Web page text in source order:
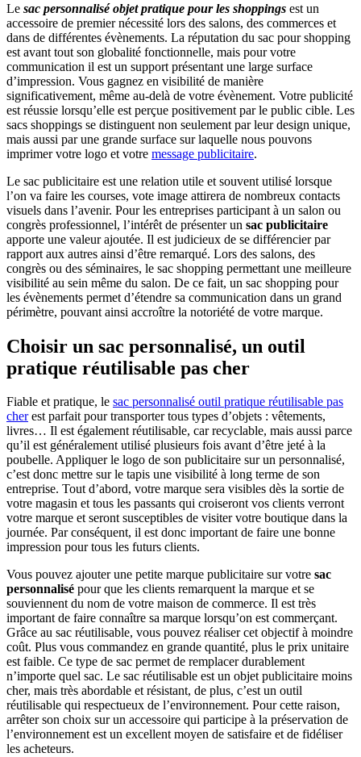
Le sac personnalisé objet pratique pour les shoppings est un
accessoire de premier nécessité lors des salons, des commerces et
dans de différentes évènements. La réputation du sac pour shopping
est avant tout son globalité fonctionnelle, mais pour votre
communication il est un support présentant une large surface
d’impression. Vous gagnez en visibilité de manière
significativement, même au-delà de votre évènement. Votre publicité
est réussie lorsqu’elle est perçue positivement par le public cible. Les
sacs shoppings se distinguent non seulement par leur design unique,
mais aussi par une grande surface sur laquelle nous pouvons
imprimer votre logo et votre message publicitaire.
Le sac publicitaire est une relation utile et souvent utilisé lorsque
l’on va faire les courses, vote image attirera de nombreux contacts
visuels dans l’avenir. Pour les entreprises participant à un salon ou
congrès professionnel, l’intérêt de présenter un sac publicitaire
apporte une valeur ajoutée. Il est judicieux de se différencier par
rapport aux autres ainsi d’être remarqué. Lors des salons, des
congrès ou des séminaires, le sac shopping permettant une meilleure
visibilité au sein même du salon. De ce fait, un sac shopping pour
les évènements permet d’étendre sa communication dans un grand
périmètre, pouvant ainsi accroître la notoriété de votre marque.
Choisir un sac personnalisé, un outil
pratique réutilisable pas cher
Fiable et pratique, le sac personnalisé outil pratique réutilisable pas
cherest parfait pour transporter tous types d’objets : vêtements,
livres… Il est également réutilisable, car recyclable, mais aussi parce
qu’il est généralement utilisé plusieurs fois avant d’être jeté à la
poubelle. Appliquer le logo de son publicitaire sur un personnalisé,
c’est donc mettre sur le tapis une visibilité à long terme de son
entreprise. Tout d’abord, votre marque sera visibles dès la sortie de
votre magasin et tous les passants qui croiseront vos clients verront
votre marque et seront susceptibles de visiter votre boutique dans la
journée. Par conséquent, il est donc important de faire une bonne
impression pour tous les futurs clients.
Vous pouvez ajouter une petite marque publicitaire sur votre sac
personnalisé pour que les clients remarquent la marque et se
souviennent du nom de votre maison de commerce. Il est très
important de faire connaître sa marque lorsqu’on est commerçant.
Grâce au sac réutilisable, vous pouvez réaliser cet objectif à moindre
coût. Plus vous commandez en grande quantité, plus le prix unitaire
est faible. Ce type de sac permet de remplacer durablement
n’importe quel sac. Le sac réutilisable est un objet publicitaire moins
cher, mais très abordable et résistant, de plus, c’est un outil
réutilisable qui respectueux de l’environnement. Pour cette raison,
arrêter son choix sur un accessoire qui participe à la préservation de
l’environnement est un excellent moyen de satisfaire et de fidéliser
les acheteurs.